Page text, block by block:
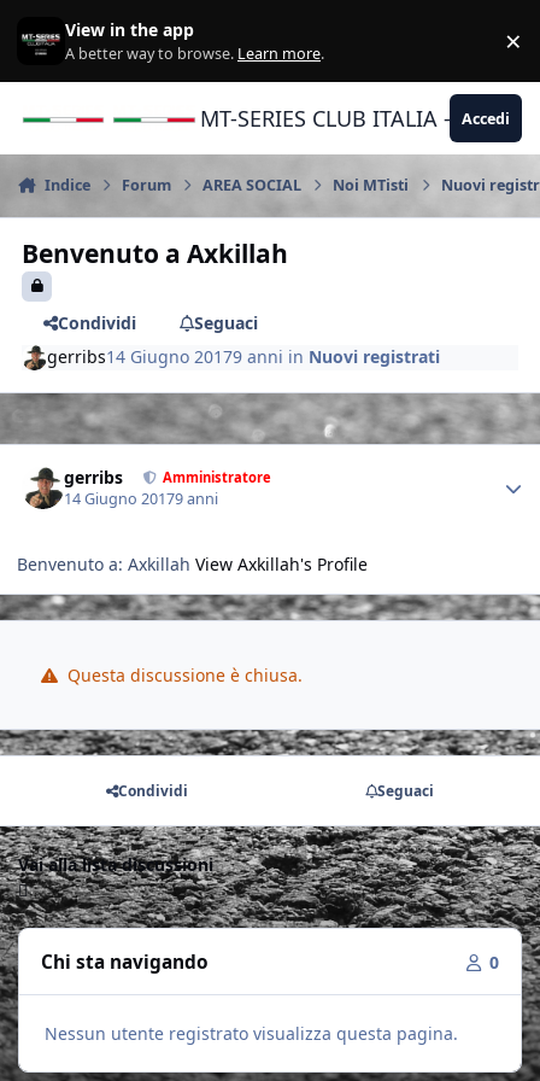
View in the app
A better way to browse. Learn more. ×
MT-SERIES CLUB ITALIA -Accedi
Indice Forum AREA SOCIAL Noi MTisti Nuovi
Benvenuto a Axkillah
Condividi
Seguaci
gerribs14 Giugno 20179 anni in Nuovi registrati
gerribs Amministratore
14 Giugno 20179 anni
Benvenuto a: Axkillah View Axkillah's Profile
Questa discussione è chiusa.
Condividi Seguaci
Vai alla lista discussioni
Chi sta navigando 0
Nessun utente registrato visualizza questa pagina.